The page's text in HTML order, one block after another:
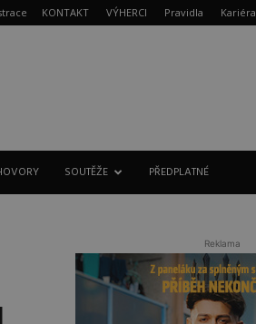
KONTAKT VÝHERCI Pravidla Kariéra
SOUTĚŽE PŘEDPLATNÉ
Reklama